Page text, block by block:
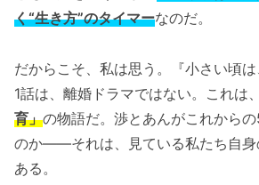
く“生き方”のタイマーなのだ。
だからこそ、私は思う。『小さい頃
1話は、離婚ドラマではない。これは、
育」の物語だ。渉とあんがこれから
のか――それは、見ている私たち自身
ある。